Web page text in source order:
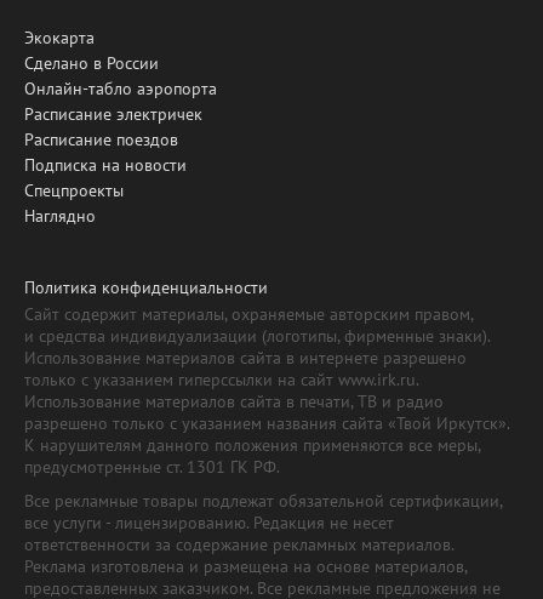
Экокарта
Сделано в России
Онлайн-табло аэропорта
Расписание электричек
Расписание поездов
Подписка на новости
Спецпроекты
Наглядно
Политика конфиденциальности
Сайт содержит материалы, охраняемые авторским правом,
и средства индивидуализации (логотипы, фирменные знаки).
Использование материалов сайта в интернете разрешено
только с указанием гиперссылки на сайт www.irk.ru.
Использование материалов сайта в печати, ТВ и радио
разрешено только с указанием названия сайта «Твой Иркутск».
К нарушителям данного положения применяются все меры,
предусмотренные ст. 1301 ГК РФ.
Все рекламные товары подлежат обязательной сертификации,
все услуги - лицензированию. Редакция не несет
ответственности за содержание рекламных материалов.
Реклама изготовлена и размещена на основе материалов,
предоставленных заказчиком. Все рекламные предложения не